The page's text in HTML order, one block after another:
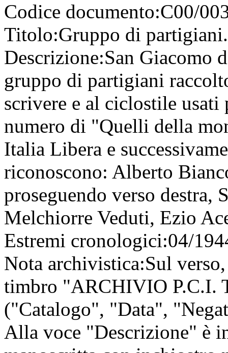
Codice documento:C00/
Titolo:Gruppo di
Descrizione:San Giacomo
gruppo di partigiani
scrivere e al ciclostile
numero di "Quelli della
Italia Libera e
riconoscono: Alberto
proseguendo verso
Melchiorre Veduti, Ezio
Estremi cronologici:04/
Nota archivistica:Sul
timbro "ARCHIVIO P.C.I.
("Catalogo", "Data",
Alla voce "Descrizione" è